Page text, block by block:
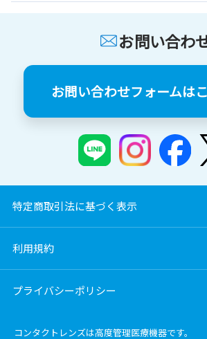
お問い合わ
お問い合わせフォームは
特定商取引法に基づく表示
利用規約
プライバシーポリシー
コンタクトレンズは高度管理医療機器です。